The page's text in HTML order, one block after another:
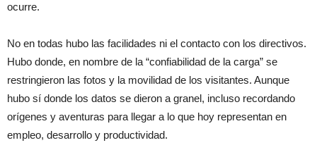
ocurre.
No en todas hubo las facilidades ni el contacto con los directivos.
Hubo donde, en nombre de la “confiabilidad de la carga” se
restringieron las fotos y la movilidad de los visitantes. Aunque
hubo sí donde los datos se dieron a granel, incluso recordando
orígenes y aventuras para llegar a lo que hoy representan en
empleo, desarrollo y productividad.